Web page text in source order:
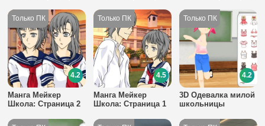
Манга Мейкер
Школа: Страница 2
4.2
Манга Мейкер
Школа: Страница 1
4.5
3D Одевалка милой
школьницы
4.2